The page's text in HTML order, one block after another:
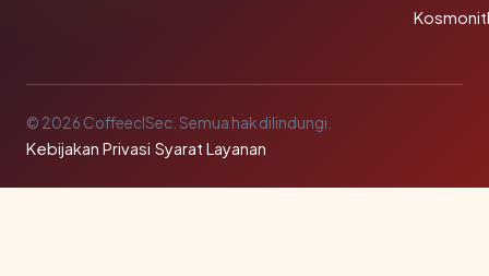
© 2026 CoffeeclSec. Semua hak dilindungi.
Kebijakan Privasi·Syarat Layanan